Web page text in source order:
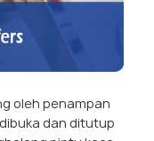
oleh penampan
dan ditutup